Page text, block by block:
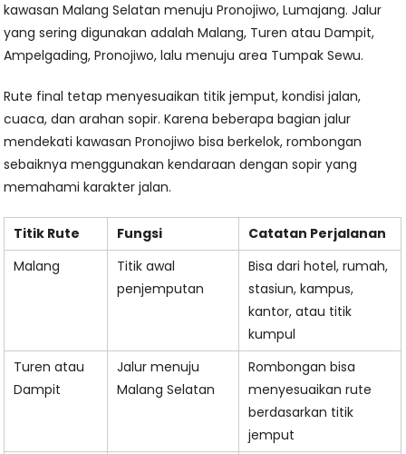
kawasan Malang Selatan menuju Pronojiwo, Lumajang. Jalur
yang sering digunakan adalah Malang, Turen atau Dampit,
Ampelgading, Pronojiwo, lalu menuju area Tumpak Sewu.
Rute final tetap menyesuaikan titik jemput, kondisi jalan,
cuaca, dan arahan sopir. Karena beberapa bagian jalur
mendekati kawasan Pronojiwo bisa berkelok, rombongan
sebaiknya menggunakan kendaraan dengan sopir yang
memahami karakter jalan.
Titik Rute Fungsi
Catatan Perjalanan
Malang
Titik awal
penjemputan
Bisa dari hotel, rumah,
stasiun, kampus,
kantor, atau titik
kumpul
Turen atau
Dampit
Jalur menuju
Malang Selatan
Rombongan bisa
menyesuaikan rute
berdasarkan titik
jemput